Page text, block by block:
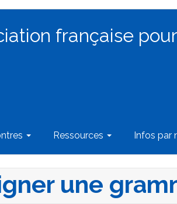
française
Ressources Infos par
une